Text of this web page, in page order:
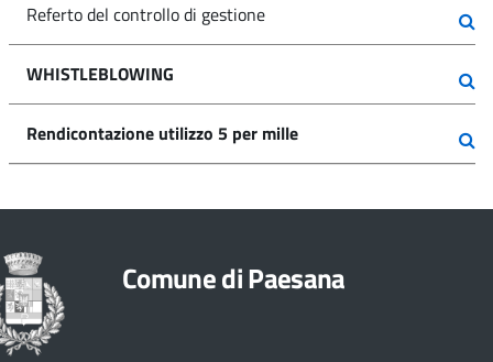
Referto del controllo di gestione
WHISTLEBLOWING
Rendicontazione utilizzo 5 per mille
Comune di Paesana